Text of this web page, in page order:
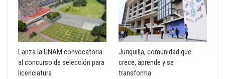
Lanza la UNAM convocatoria
al concurso de selección para
licenciatura
Juriquilla, comunidad que
crece, aprende y se
transforma